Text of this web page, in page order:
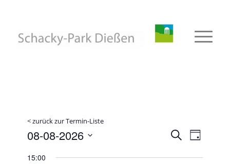
< zurück zur Termin-Liste
Suche
Tag
08-08-2026
wählen.
15:00